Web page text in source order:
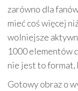
zarówno dla
mieć coś więcej
wolniejsze
1000 elementów
nie jest to format,
Gotowy obraz o